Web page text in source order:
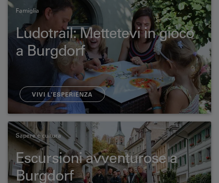
Famiglia
Ludotrail: Mettetevi in gioco
a Burgdorf
VIVI L’ESPERIENZA
Sapere e cultura
Escursioni avventurose a
Burgdorf